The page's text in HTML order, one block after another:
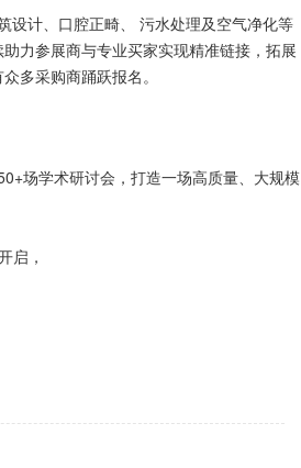
设计、口腔正畸、 污水处理及空气净化等
力参展商与专业买家实现精准链接，拓展
多采购商踊跃报名。
场学术研讨会，打造一场高质量、大规模
启，